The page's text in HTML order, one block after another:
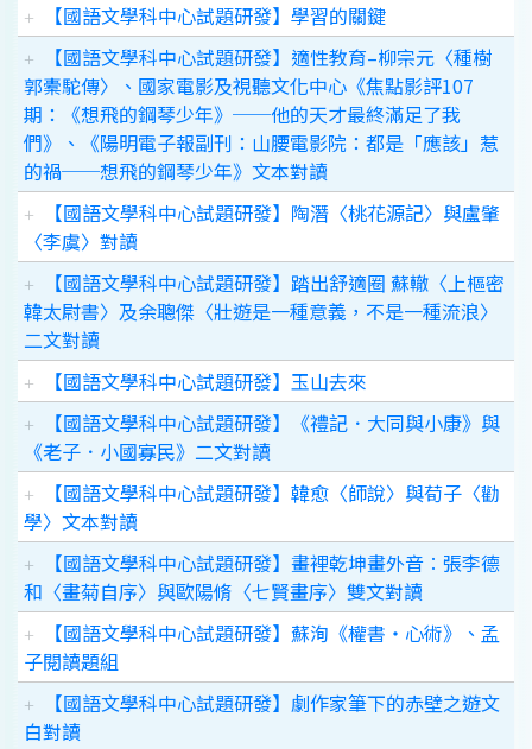
【國語文學科中心試題研發】學習的關鍵
【國語文學科中心試題研發】適性教育–柳宗元〈種樹
郭橐駝傳〉、國家電影及視聽文化中心《焦點影評107
期：《想飛的鋼琴少年》──他的天才最終滿足了我
們》、《陽明電子報副刊：山腰電影院：都是「應該」惹
的禍──想飛的鋼琴少年》文本對讀
【國語文學科中心試題研發】陶潛〈桃花源記〉與盧肇
〈李虞〉對讀
【國語文學科中心試題研發】踏出舒適圈 蘇轍〈上樞密
韓太尉書〉及余聰傑〈壯遊是一種意義，不是一種流浪〉
二文對讀
【國語文學科中心試題研發】玉山去來
【國語文學科中心試題研發】《禮記．大同與小康》與
《老子．小國寡民》二文對讀
【國語文學科中心試題研發】韓愈〈師說〉與荀子〈勸
學〉文本對讀
【國語文學科中心試題研發】畫裡乾坤畫外音︰張李德
和〈畫菊自序〉與歐陽脩〈七賢畫序〉雙文對讀
【國語文學科中心試題研發】蘇洵《權書‧心術》、孟
子閱讀題組
【國語文學科中心試題研發】劇作家筆下的赤壁之遊文
白對讀